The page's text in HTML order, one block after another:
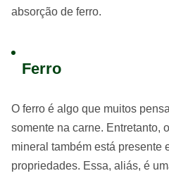
absorção de ferro.
Ferro
O ferro é algo que muitos
somente na carne. Entretanto,
mineral também está presente
propriedades. Essa, aliás, é